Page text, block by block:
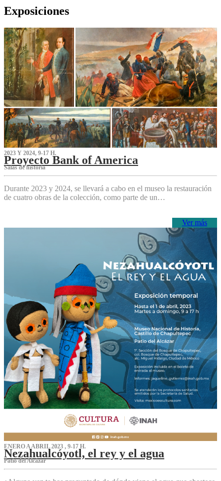
Exposiciones
2023 Y 2024, 9-17 H.
Proyecto Bank of America
S‌alas de historia
Durante 2023 y 2024, se llevará a cabo en el museo la restauración
de cuatro obras de la colección, como parte de un…
Ver más
ENERO A ABRIL 2023 , 9-17 H.
Nezahualcóyotl, el rey y el agua
Patio del Alcázar